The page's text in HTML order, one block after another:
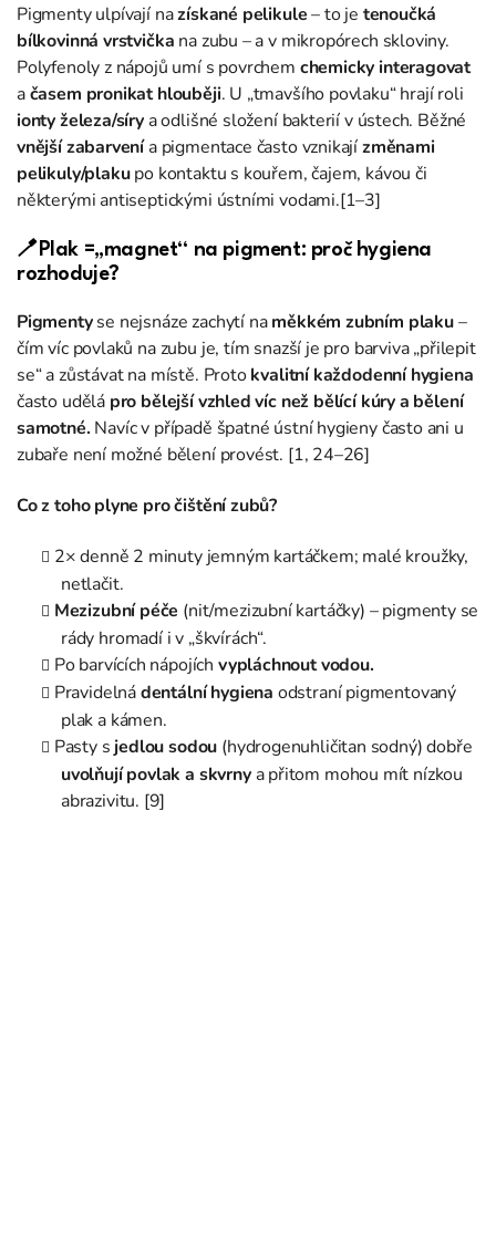
Pigmenty ulpívají nazískané pelikule– to je tenoučká
bílkovinná vrstvička na zubu – a v mikropórech skloviny.
Polyfenoly z nápojů umí s povrchem chemicky interagovat
ačasem pronikat hlouběji. U „tmavšího povlaku“ hrají roli
ionty železa/sírya odlišné složení bakterií v ústech. Běžné
vnější zabarvenía pigmentace často vznikajízměnami
pelikuly/plakupo kontaktu s kouřem, čajem, kávou či
některými antiseptickými ústními vodami.[1–3]
🪥Plak =„magnet“ na pigment: proč hygiena
rozhoduje?
Pigmentyse nejsnáze zachytí naměkkém zubním plaku–
čím víc povlaků na zubu je, tím snazší je pro barviva „přilepit
se“ a zůstávat na místě. Protokvalitní každodenní hygiena
často udělá pro bělejší vzhled víc než bělící kúry a bělení
samotné. Navíc v případě špatné ústní hygieny často ani u
zubaře není možné bělení provést. [1, 24–26]
Co z toho plyne pro čištění zubů?
2× denně 2 minuty jemným kartáčkem; malé kroužky,
netlačit.
Mezizubní péče (nit/mezizubní kartáčky) – pigmenty se
rády hromadí i v „škvírách“.
Po barvících nápojích vypláchnout vodou.
Pravidelnádentální hygiena odstraní pigmentovaný
plak a kámen.
Pasty s jedlou sodou (hydrogenuhličitan sodný) dobře
uvolňují povlak a skvrnya přitom mohou mít nízkou
abrazivitu. [9]